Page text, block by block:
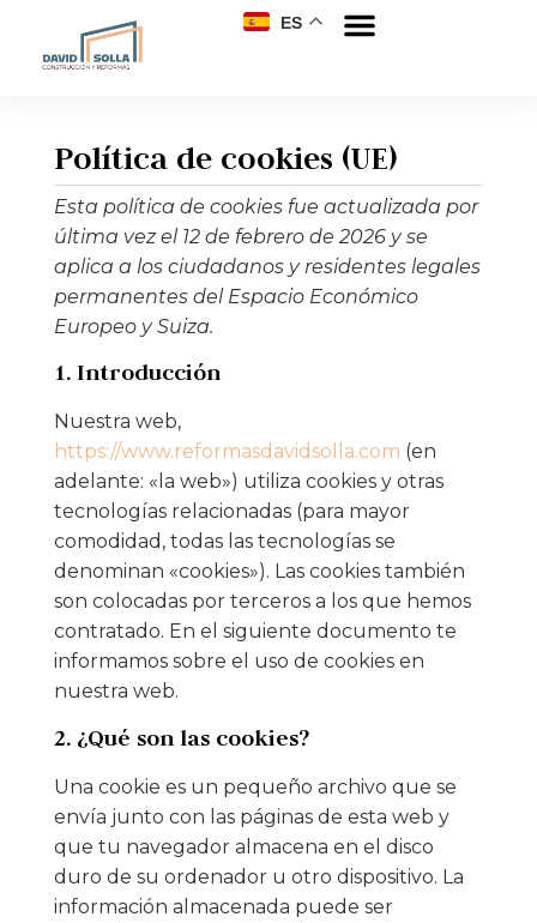
ES
Política de cookies (UE)
Esta política de cookies fue actualizada por
última vez el 12 de febrero de 2026 y se
aplica a los ciudadanos y residentes legales
permanentes del Espacio Económico
Europeo y Suiza.
1. Introducción
Nuestra web,
https://www.reformasdavidsolla.com (en
adelante: «la web») utiliza cookies y otras
tecnologías relacionadas (para mayor
comodidad, todas las tecnologías se
denominan «cookies»). Las cookies también
son colocadas por terceros a los que hemos
contratado. En el siguiente documento te
informamos sobre el uso de cookies en
nuestra web.
2. ¿Qué son las cookies?
Una cookie es un pequeño archivo que se
envía junto con las páginas de esta web y
que tu navegador almacena en el disco
duro de su ordenador u otro dispositivo. La
información almacenada puede ser